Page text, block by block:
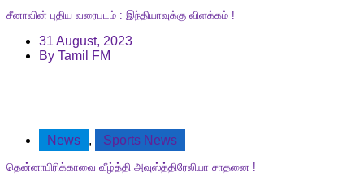
சீனாவின் புதிய வரைபடம் : இந்தியாவுக்கு விளக்கம் !
31 August, 2023
By Tamil FM
News , Sports News
தென்னாபிரிக்காவை வீழ்த்தி அவுஸ்த்திரேலியா சாதனை !